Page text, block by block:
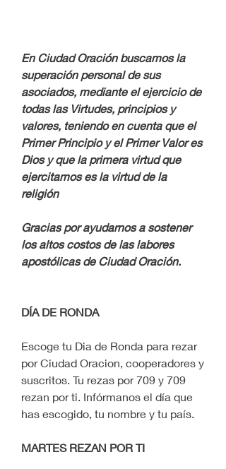
En Ciudad Oración buscamos la
superación personal de sus
asociados, mediante el ejercicio de
todas las Virtudes, principios y
valores, teniendo en cuenta que el
Primer Principio y el Primer Valor es
Dios y que la primera virtud que
ejercitamos es la virtud de la
religión
Gracias por ayudarnos a sostener
los altos costos de las labores
apostólicas de Ciudad Oración.
DÍA DE RONDA
Escoge tu Dia de Ronda para rezar
por Ciudad Oracion, cooperadores y
suscritos. Tu rezas por 709 y 709
rezan por ti. Infórmanos el día que
has escogido, tu nombre y tu país.
MARTES REZAN POR TI